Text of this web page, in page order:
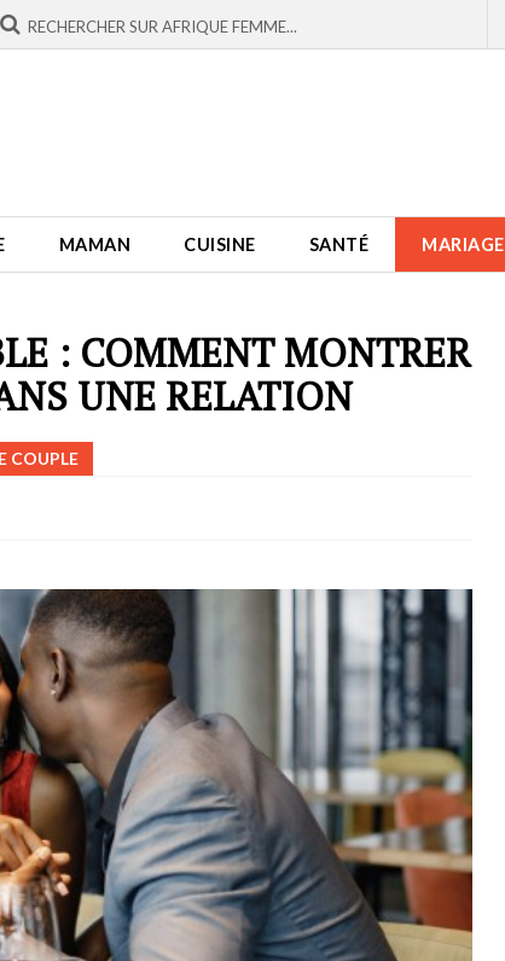
MAMAN CUISINE SANTÉ MARIAGE
: COMMENT MONTRER
UNE RELATION
COUPLE